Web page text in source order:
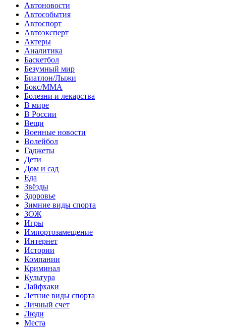
Автоновости
Автособытия
Автоспорт
Автоэксперт
Актеры
Аналитика
Баскетбол
Безумный мир
Биатлон/Лыжи
Бокс/MMA
Болезни и лекарства
В мире
В России
Вещи
Военные новости
Волейбол
Гаджеты
Дети
Дом и сад
Еда
Звёзды
Здоровье
Зимние виды спорта
ЗОЖ
Игры
Импортозамещение
Интернет
Истории
Компании
Криминал
Культура
Лайфхаки
Летние виды спорта
Личный счет
Люди
Места